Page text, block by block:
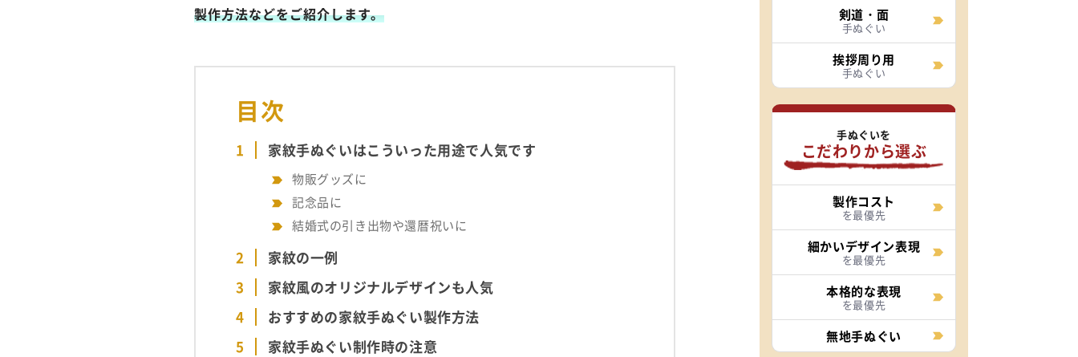
製作方法などをご紹介します。
目次
家紋手ぬぐいはこういった用途で人気です
物販グッズに
記念品に
結婚式の引き出物や還暦祝いに
家紋の一例
家紋風のオリジナルデザインも人気
おすすめの家紋手ぬぐい製作方法
家紋手ぬぐい制作時の注意
剣道・面
手ぬぐい
挨拶周り用
手ぬぐい
手ぬぐいを
こだわりから選ぶ
製作コスト
を最優先
細かいデザイン表現
を最優先
本格的な表現
を最優先
無地手ぬぐい